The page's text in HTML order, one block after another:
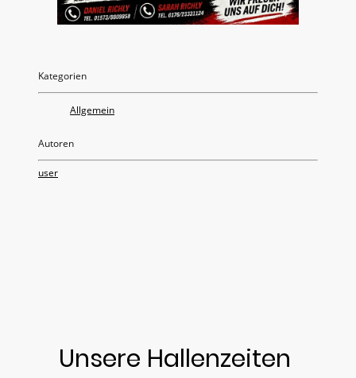
Kategorien
Allgemein
Autoren
user
Unsere Hallenzeiten